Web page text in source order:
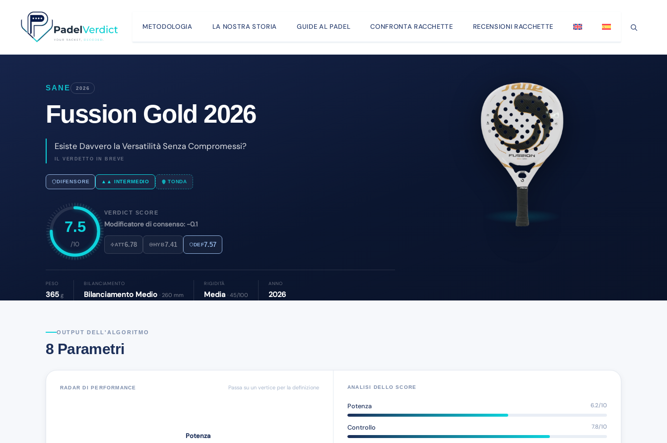
contenuto
METODOLOGIA LA NOSTRA STORIA GUIDE AL PADEL CONFRONTA RACCHETTE RECENSIONI RACCHETTE
SANE 2026
Fussion Gold 2026
Esiste Davvero la Versatilità Senza Compromessi?
IL VERDETTO IN BREVE
DIFENSORE ▲▲ INTERMEDIO TONDA
7.5
/10
VERDICT SCORE
Modificatore di consenso: -0.1
ATT6.78 HYB7.41 DEF7.57
PESO
365 g
BILANCIAMENTO
Bilanciamento Medio · 260 mm
RIGIDITÀ
Media · 45/100
ANNO
2026
OUTPUT DELL'ALGORITMO
8 Parametri
RADAR DI PERFORMANCE Passa su un vertice per la definizione ANALISI DELLO SCORE
Potenza 6.2/10
Controllo 7.8/10